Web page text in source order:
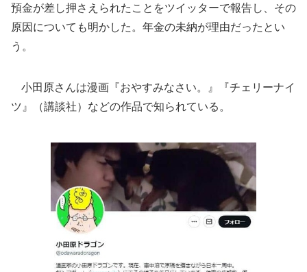
預金が差し押さえられたことをツイッターで報告し、その
原因についても明かした。年金の未納が理由だったとい
う。
小田原さんは漫画『おやすみなさい。』『チェリーナイ
ツ』（講談社）などの作品で知られている。